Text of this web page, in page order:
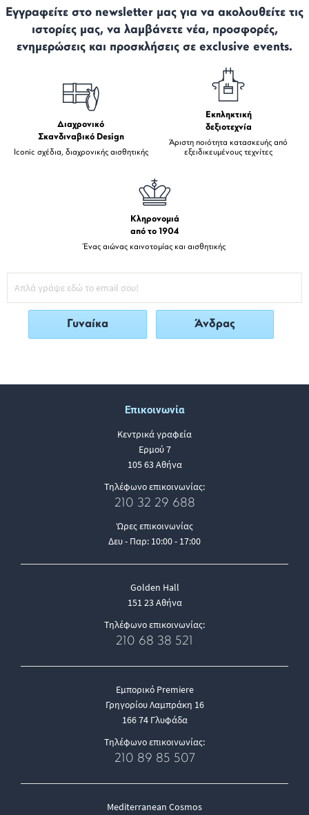
Εγγραφείτε στο newsletter μας για να ακολουθείτε τις
ιστορίες μας, να λαμβάνετε νέα, προσφορές,
ενημερώσεις και προσκλήσεις σε exclusive events.
Διαχρονικό
Σκανδιναβικό Design
Iconic σχέδια, διαχρονικής αισθητικής
Εκπληκτική
δεξιοτεχνία
Άριστη ποιότητα κατασκευής από
εξειδικευμένους τεχνίτες
Κληρονομιά
από το 1904
Ένας αιώνας καινοτομίας και αισθητικής
Γυναίκα Άνδρας
Επικοινωνία
Κεντρικά γραφεία
Ερμού 7
105 63 Αθήνα
Τηλέφωνο επικοινωνίας:
210 32 29 688
Ώρες επικοινωνίας
Δευ - Παρ: 10:00 - 17:00
Golden Hall
151 23 Αθήνα
Τηλέφωνο επικοινωνίας:
210 68 38 521
Εμπορικό Premiere
Γρηγορίου Λαμπράκη 16
166 74 Γλυφάδα
Τηλέφωνο επικοινωνίας:
210 89 85 507
Mediterranean Cosmos